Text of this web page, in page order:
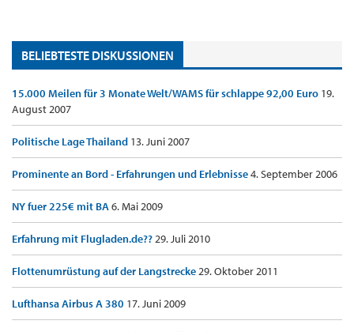
BELIEBTESTE DISKUSSIONEN
15.000 Meilen für 3 Monate Welt/WAMS für schlappe 92,00 Euro 19.
August 2007
Politische Lage Thailand 13. Juni 2007
Prominente an Bord - Erfahrungen und Erlebnisse4. September 2006
NY fuer 225€ mit BA6. Mai 2009
Erfahrung mit Flugladen.de??29. Juli 2010
Flottenumrüstung auf der Langstrecke29. Oktober 2011
Lufthansa Airbus A 380 17. Juni 2009